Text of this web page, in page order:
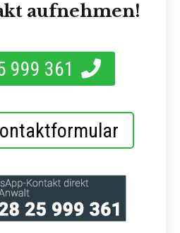
aufnehmen!
999 361